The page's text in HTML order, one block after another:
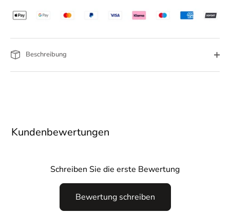
Beschreibung
Kundenbewertungen
Schreiben Sie die erste Bewertung
Bewertung schreiben